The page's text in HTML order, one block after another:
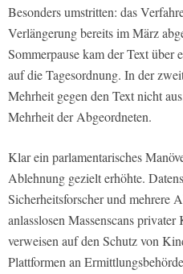
Besonders umstritten: das
Verlängerung bereits im März
Sommerpause kam der Text
auf die Tagesordnung. In der
Mehrheit gegen den Text nicht
Mehrheit der Abgeordneten.
Klar ein parlamentarisches
Ablehnung gezielt erhöhte.
Sicherheitsforscher und mehrere
anlasslosen Massenscans
verweisen auf den Schutz von
Plattformen an